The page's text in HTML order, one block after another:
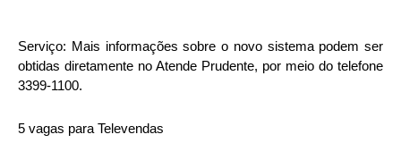
Serviço: Mais informações sobre o novo sistema podem ser
obtidas diretamente no Atende Prudente, por meio do telefone
3399-1100.
5 vagas para Televendas